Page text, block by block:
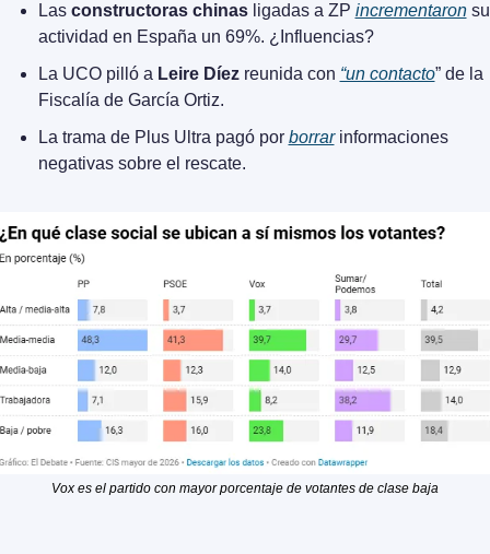
Las constructoras chinas ligadas a ZP incrementaron su
actividad en España un 69%. ¿Influencias?
La UCO pilló a Leire Díez reunida con “un contacto” de la
Fiscalía de García Ortiz.
La trama de Plus Ultra pagó por borrar informaciones
negativas sobre el rescate.
Vox es el partido con mayor porcentaje de votantes de clase baja